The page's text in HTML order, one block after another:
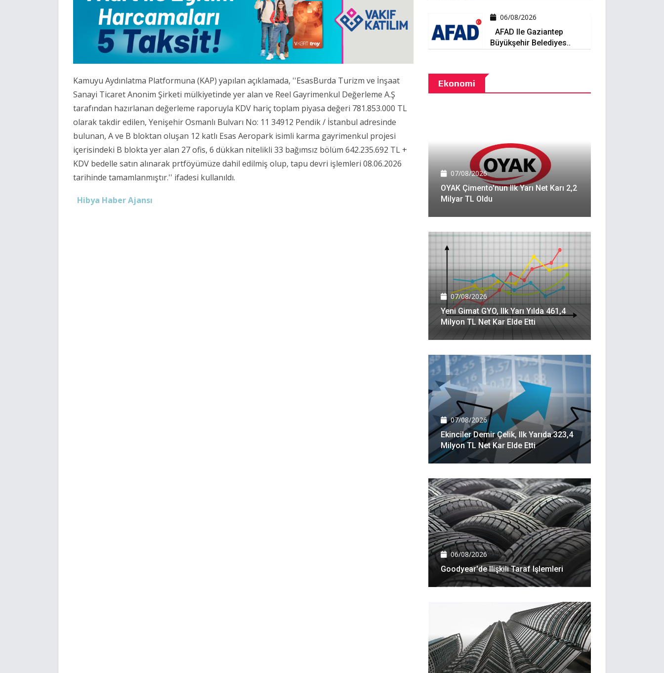
Kamuyu Aydınlatma Platformuna (KAP) yapılan açıklamada, ''EsasBurda Turizm ve İnşaat
Sanayi Ticaret Anonim Şirketi mülkiyetinde yer alan ve Reel Gayrimenkul Değerleme A.Ş
tarafından hazırlanan değerleme raporuyla KDV hariç toplam piyasa değeri 781.853.000 TL
olarak takdir edilen, Yenişehir Osmanlı Bulvarı No: 11 34912 Pendik / İstanbul adresinde
bulunan, A ve B bloktan oluşan 12 katlı Esas Aeropark isimli karma gayrimenkul projesi
içerisindeki B blokta yer alan 27 ofis, 6 dükkan nitelikli 33 bağımsız bölüm 642.235.692 TL +
KDV bedelle satın alınarak prtföyümüze dahil edilmiş olup, tapu devri işlemleri 08.06.2026
tarihinde tamamlanmıştır.'' ifadesi kullanıldı.
Hibya Haber Ajansı
06/08/2026
AFAD Ile Gaziantep
Büyükşehir Belediyes..
Ekonomi
07/08/2026
OYAK Çimento'nun Ilk Yarı Net Karı 2,2
Milyar TL Oldu
07/08/2026
Yeni Gimat GYO, Ilk Yarı Yılda 461,4
Milyon TL Net Kar Elde Etti
07/08/2026
Ekinciler Demir Çelik, Ilk Yarıda 323,4
Milyon TL Net Kar Elde Etti
06/08/2026
Goodyear'de Ilişkili Taraf Işlemleri